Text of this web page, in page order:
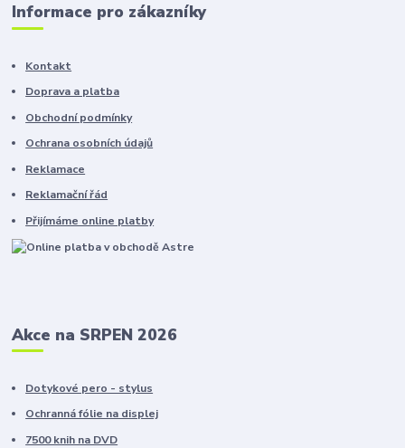
Informace pro zákazníky
Kontakt
Doprava a platba
Obchodní podmínky
Ochrana osobních údajů
Reklamace
Reklamační řád
Přijímáme online platby
Akce na SRPEN 2026
Dotykové pero - stylus
Ochranná fólie na displej
7500 knih na DVD